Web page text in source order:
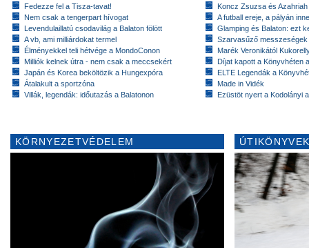
Fedezze fel a Tisza-tavat!
Nem csak a tengerpart hívogat
Levendulaillatú csodavilág a Balaton fölött
A vb, ami milliárdokat termel
Élményekkel teli hétvége a MondoConon
Milliók kelnek útra - nem csak a meccsekért
Japán és Korea beköltözik a Hungexpóra
Átalakult a sportzóna
Villák, legendák: időutazás a Balatonon
Koncz Zsuzsa és
A futball ereje, a pályán
Glamping és Balaton: ezt
Szarvasűző messzeségek
Marék Veronikától
Díjat kapott a Könyvhéten
ELTE Legendák a
Made in Vidék
Ezüstöt nyert a Kodolányi
KÖRNYEZETVÉDELEM